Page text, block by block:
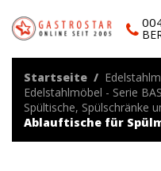
Startseite
Edelstahlmöbel - Serie
Spültische, Spülschränke
Ablauftische für